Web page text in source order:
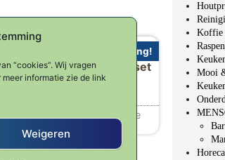
“cookies”. Wij vragen
meer informatie zie de link
Weigeren
Aanbieding!
Fondant trechter set
Oorspronkelijke prijs
Huidige prijs is:
Bakken & Patisserie
Koffie
Mooi